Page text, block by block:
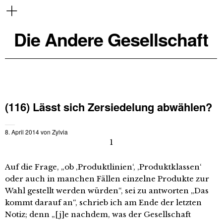
Die Andere Gesellschaft
(116) Lässt sich Zersiedelung abwählen?
8. April 2014von Zylvia
1
Auf die Frage, „ob ‚Produktlinien‘, ‚Produktklassen‘
oder auch in manchen Fällen einzelne Produkte zur
Wahl gestellt werden würden“, sei zu antworten „Das
kommt darauf an“, schrieb ich am Ende der letzten
Notiz; denn „[j]e nachdem, was der Gesellschaft